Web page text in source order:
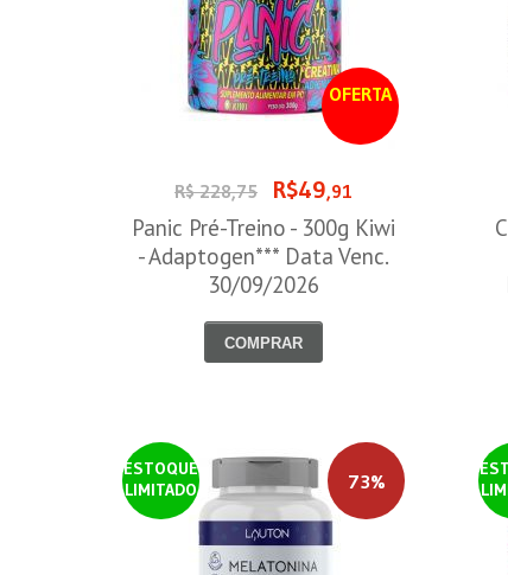
OFERTA
R$ 228,75 R$49,91
Panic Pré-Treino - 300g Kiwi
- Adaptogen*** Data Venc.
30/09/2026
COMPRAR
ESTOQUE
LIMITADO
73%